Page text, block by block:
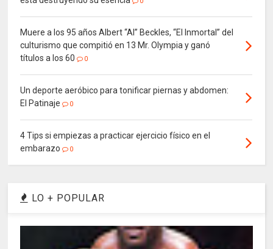
Muere a los 95 años Albert “Al” Beckles, “El Inmortal” del
culturismo que compitió en 13 Mr. Olympia y ganó
títulos a los 60
0
Un deporte aeróbico para tonificar piernas y abdomen:
El Patinaje
0
4 Tips si empiezas a practicar ejercicio físico en el
embarazo
0
LO + POPULAR